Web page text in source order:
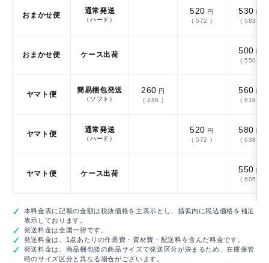
おまかせ便 通常発送
（ハード）
520 円
( 572 )
530
( 583 )
おまかせ便 ケース出荷 500
( 550 )
ヤマト便 簡易梱包発送
（ソフト）
260 円
( 286 )
560
( 616 )
ヤマト便 通常発送
（ハード）
520 円
( 572 )
580
( 638 )
ヤマト便 ケース出荷 550
( 605 )
本料金表に記載の金額は税抜価格を主表示とし、括弧内に税込価格を補足
表示しております。
発送料金は全国一律です。
発送料金は、1点あたりの作業費・資材費・配送料を含んだ料金です。
発送料金は、商品梱包後の商品サイズで発送区分が決まるため、在庫保管
時のサイズ区分と異なる場合がございます。